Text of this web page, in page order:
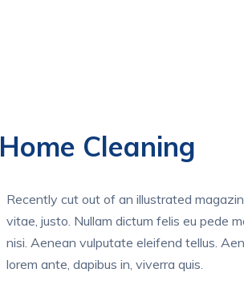
Home Cleaning
Recently cut out of an illustrated
vitae, justo. Nullam dictum felis eu pede
nisi. Aenean vulputate eleifend tellus.
lorem ante, dapibus in, viverra quis.